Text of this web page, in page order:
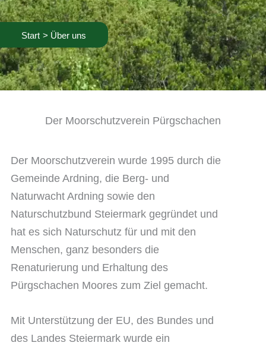
Start Über uns
Der Moorschutzverein Pürgschachen
Der Moorschutzverein wurde 1995 durch die
Gemeinde Ardning, die Berg- und
Naturwacht Ardning sowie den
Naturschutzbund Steiermark gegründet und
hat es sich Naturschutz für und mit den
Menschen, ganz besonders die
Renaturierung und Erhaltung des
Pürgschachen Moores zum Ziel gemacht.
Mit Unterstützung der EU, des Bundes und
des Landes Steiermark wurde ein